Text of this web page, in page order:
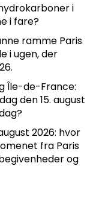
i
i fare?
ramme Paris
i ugen, der
Île-de-France:
den 15. august
2026: hvor
fra Paris
og